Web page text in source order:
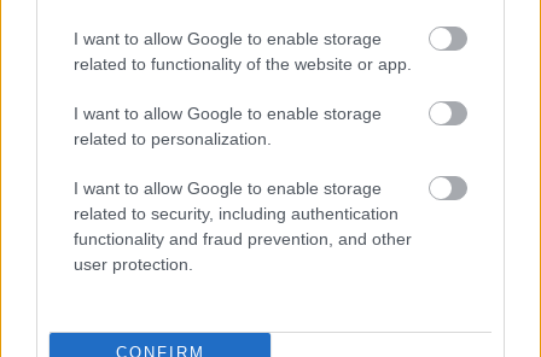
I want to allow Google to enable storage
related to functionality of the website or app.
I want to allow Google to enable storage
related to personalization.
I want to allow Google to enable storage
related to security, including authentication
functionality and fraud prevention, and other
user protection.
CONFIRM
Χώρα εξασφαλίζει εύκολη πρόσβαση και πολλές
Ορνός, Μύκονος